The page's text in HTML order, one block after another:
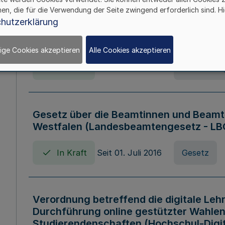
Verordnung über die
Nordrhein-Westfalen
Gesetz über die Beamtinnen und
Westfalen (Landesbeamtengesetz -
In Kraft Seit 01. Juli 2016 Gesetz
Verordnung betreffend die digitale
Durchführung online gestützter
die für die Verwendung der Seite zwingend erforderlich sind.
Cookies akzeptieren Alle Cookies akzeptieren